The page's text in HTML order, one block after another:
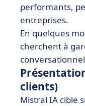
performants,
entreprises.
En quelques
cherchent à
clients)
Mistral IA cible